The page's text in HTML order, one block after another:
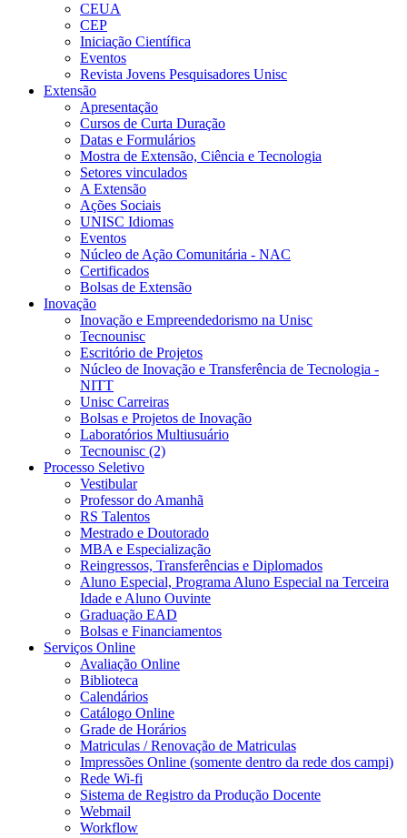
CEUA
CEP
Iniciação Científica
Eventos
Revista Jovens Pesquisadores Unisc
Extensão
Apresentação
Cursos de Curta Duração
Datas e Formulários
Mostra de Extensão, Ciência e Tecnologia
Setores vinculados
A Extensão
Ações Sociais
UNISC Idiomas
Eventos
Núcleo de Ação Comunitária - NAC
Certificados
Bolsas de Extensão
Inovação
Inovação e Empreendedorismo na Unisc
Tecnounisc
Escritório de Projetos
Núcleo de Inovação e Transferência de Tecnologia -
NITT
Unisc Carreiras
Bolsas e Projetos de Inovação
Laboratórios Multiusuário
Tecnounisc (2)
Processo Seletivo
Vestibular
Professor do Amanhã
RS Talentos
Mestrado e Doutorado
MBA e Especialização
Reingressos, Transferências e Diplomados
Aluno Especial, Programa Aluno Especial na Terceira
Idade e Aluno Ouvinte
Graduação EAD
Bolsas e Financiamentos
Serviços Online
Avaliação Online
Biblioteca
Calendários
Catálogo Online
Grade de Horários
Matriculas / Renovação de Matriculas
Impressões Online (somente dentro da rede dos campi)
Rede Wi-fi
Sistema de Registro da Produção Docente
Webmail
Workflow